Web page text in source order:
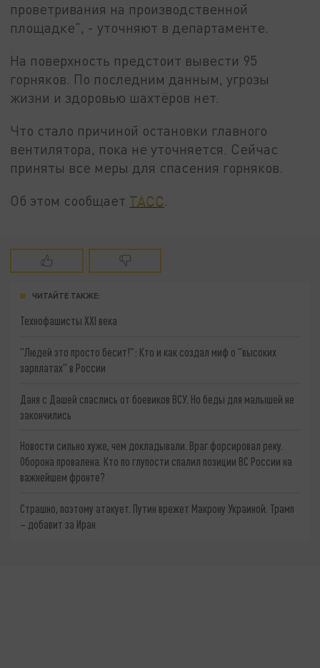
проветривания на производственной
площадке", - уточняют в департаменте.
На поверхность предстоит вывести 95
горняков. По последним данным, угрозы
жизни и здоровью шахтёров нет.
Что стало причиной остановки главного
вентилятора, пока не уточняется. Сейчас
приняты все меры для спасения горняков.
Об этом сообщает ТАСС
ЧИТАЙТЕ ТАКЖЕ:
Технофашисты XXI века
"Людей это просто бесит!": Кто и как создал миф о "высоких
зарплатах" в России
Даня с Дашей спаслись от боевиков ВСУ. Но беды для малышей не
закончились
Новости сильно хуже, чем докладывали. Враг форсировал реку.
Оборона провалена. Кто по глупости спалил позиции ВС России на
важнейшем фронте?
Страшно, поэтому атакует. Путин врежет Макрону Украиной. Трамп
– добавит за Иран